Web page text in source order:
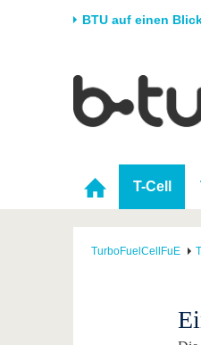
BTU auf einen
Universität
Karriere & Engagement
T-Cell
TurboFuelCellFuE